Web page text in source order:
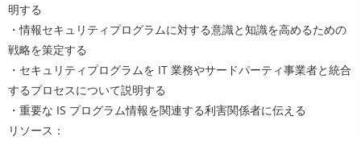
明する
・情報セキュリティプログラムに対する意識と知識を高めるための
戦略を策定する
・セキュリティプログラムを IT 業務やサードパーティ事業者と統合
するプロセスについて説明する
・重要な IS プログラム情報を関連する利害関係者に伝える
リソース：